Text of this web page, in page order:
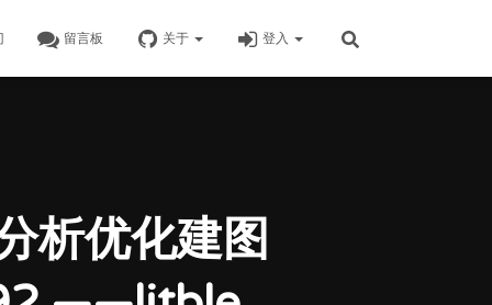
留言板 关于 登入
析优化建图